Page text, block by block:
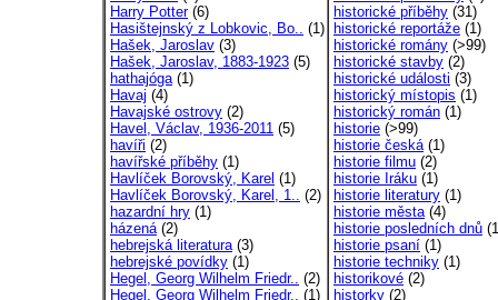
Harry Potter(6)
Hasištejnský z Lobkovic, Bo.. (1)
Hašek, Jaroslav (3)
Hašek, Jaroslav, 1883-1923 (5)
hathajóga(1)
Havaj (4)
Havajské ostrovy (2)
Havel, Václav, 1936-2011 (5)
havíři (2)
havířské příběhy (1)
Havlíček Borovský, Karel (1)
Havlíček Borovský, Karel, 1.. (2)
hazardní hry (1)
házená(2)
hebrejská literatura(3)
hebrejské povídky (1)
Hegel, Georg Wilhelm Friedr.. (2)
Hegel, Georg Wilhelm Friedr.. (1)
historické příběhy (31)
historické reportáže (1)
historické romány (>99)
historické stavby (2)
historické události (3)
historický místopis (1)
historický román (1)
historie (>99)
historie česká(1)
historie filmu (2)
historie Iráku (1)
historie literatury (1)
historie města(4)
historie posledních dnů
historie psaní (1)
historie techniky (1)
historikové (2)
historky (2)